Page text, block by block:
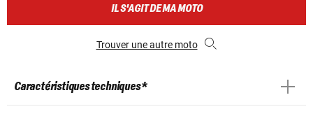
IL S'AGIT DE MA MOTO
Trouver une autre moto
Caractéristiques techniques *